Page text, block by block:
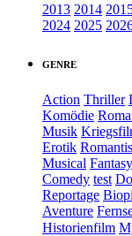
2013 2014
2024 2025
GENRE
Action Thriller
Komödie
Musik
Erotik
Musical Fantasy
Comedy test
Reportage
Aventure
Historienfilm